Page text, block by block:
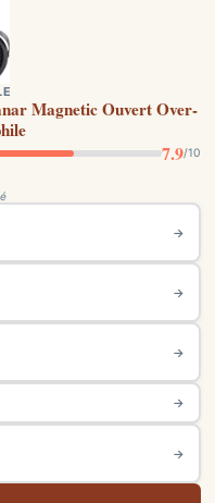
Magnetic Ouvert Over-
7.9/10
→
→
→
→
→